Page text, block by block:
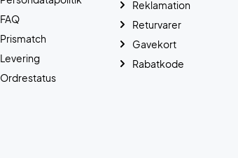
FAQ
Prismatch
Levering
Ordrestatus
Reklamation
Returvarer
Gavekort
Rabatkode